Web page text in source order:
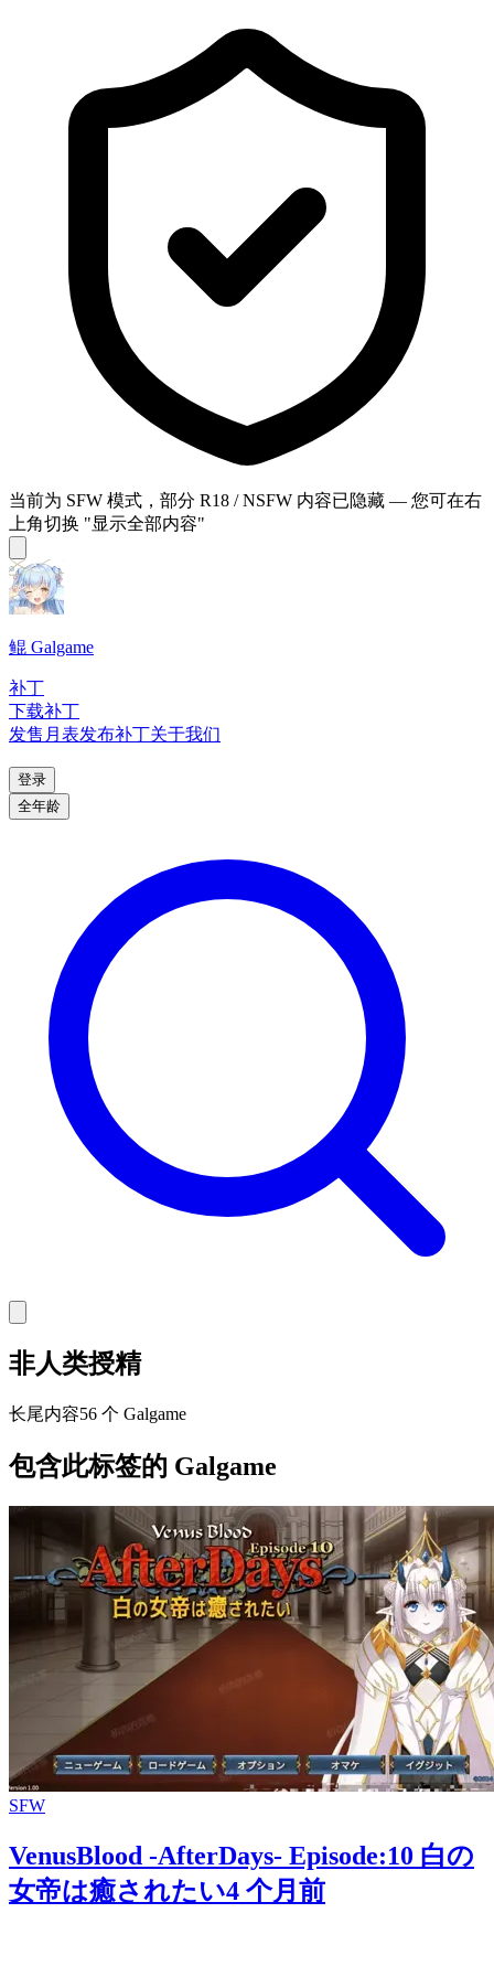
当前为 SFW 模式，部分 R18 / NSFW 内容已隐藏 — 您可在右
上角切换 "显示全部内容"
鲲 Galgame
补丁
下载补丁
发售月表发布补丁关于我们
登录
全年龄
非人类授精
长尾内容56 个 Galgame
包含此标签的 Galgame
SFW
VenusBlood -AfterDays- Episode:10 白の
女帝は癒されたい4 个月前